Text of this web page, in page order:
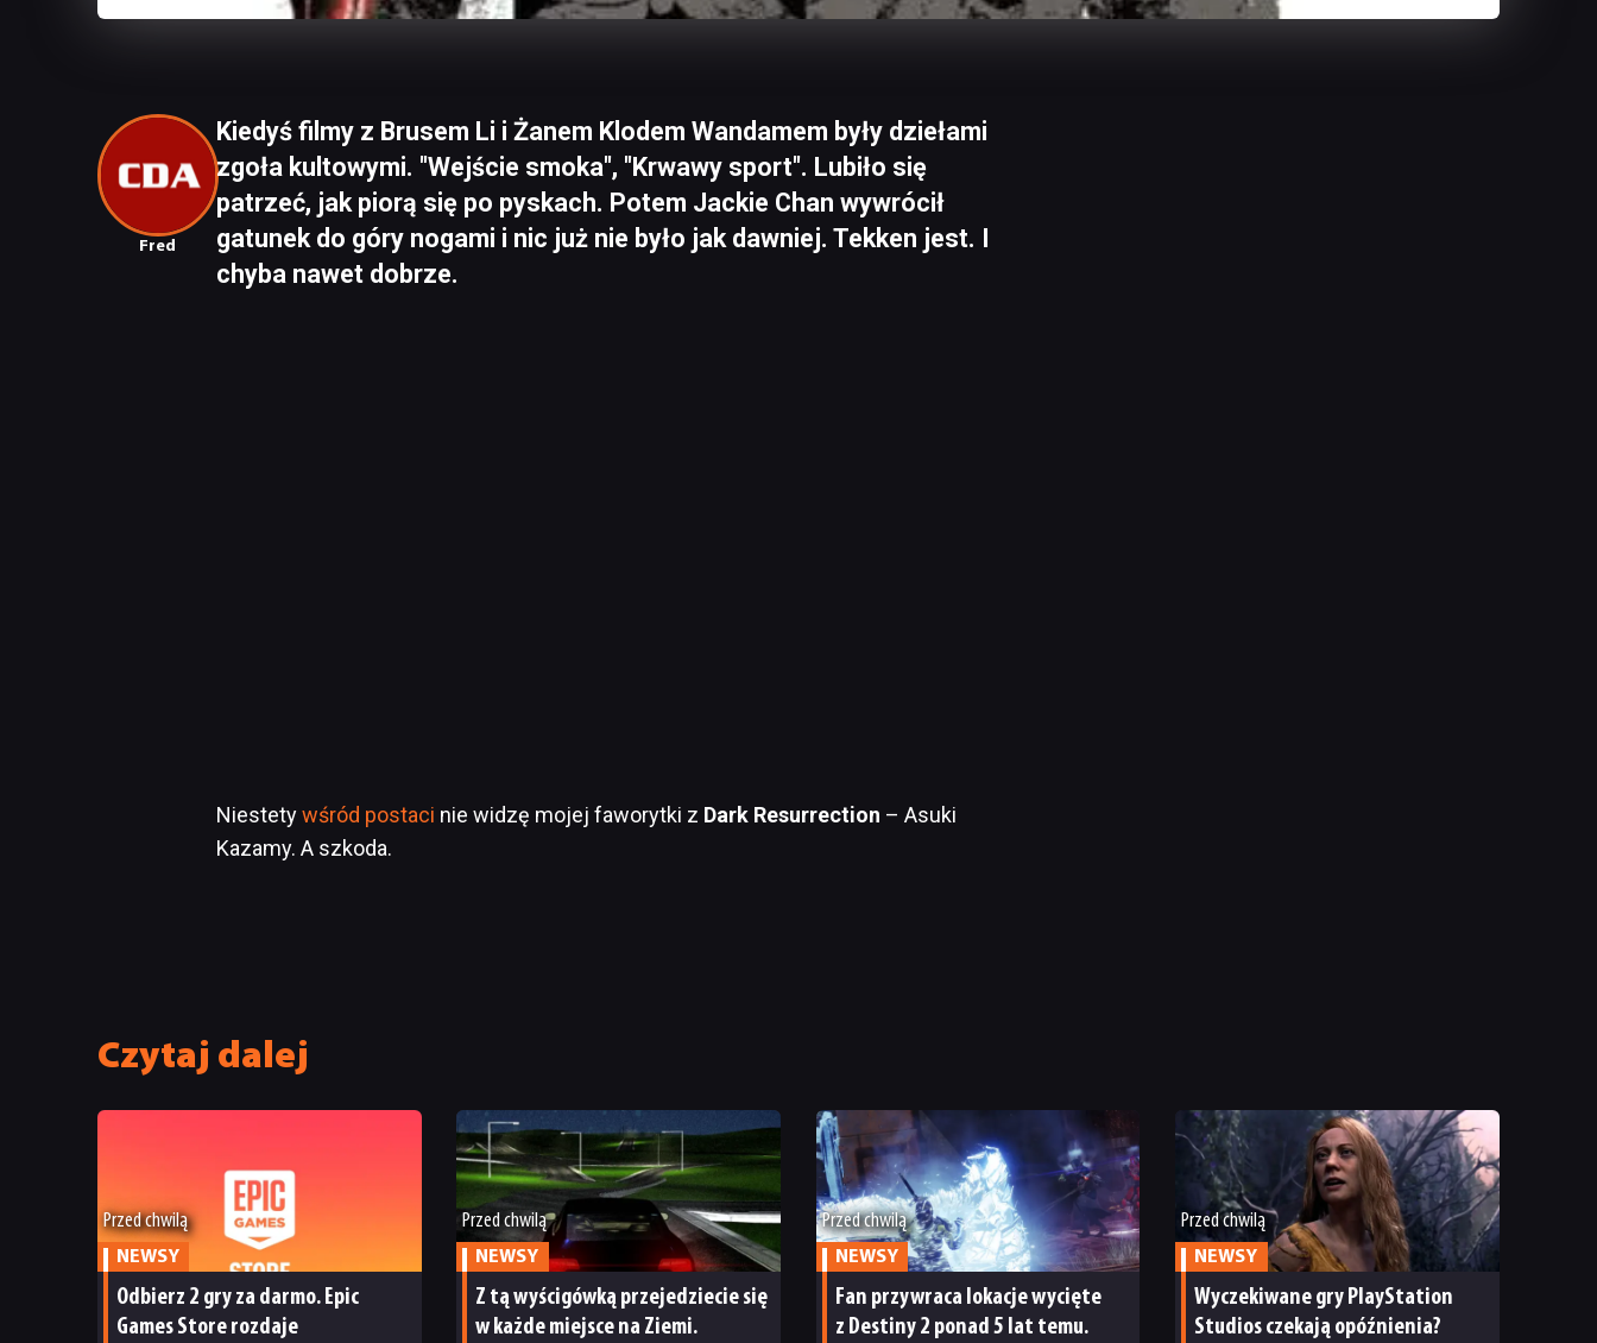
Fred
Kiedyś filmy z Brusem Li i Żanem Klodem Wandamem były dziełami
zgoła kultowymi. "Wejście smoka", "Krwawy sport". Lubiło się
patrzeć, jak piorą się po pyskach. Potem Jackie Chan wywrócił
gatunek do góry nogami i nic już nie było jak dawniej. Tekken jest. I
chyba nawet dobrze.
Niestetywśród postaci nie widzę mojej faworytki z Dark Resurrection – Asuki
Kazamy. A szkoda.
Czytaj dalej
Przed chwilą
NEWSY
Odbierz 2 gry za darmo. Epic
Games Store rozdaje
Przed chwilą
NEWSY
Z tą wyścigówką przejedziecie się
w każde miejsce na Ziemi.
Przed chwilą
NEWSY
Fan przywraca lokacje wycięte
z Destiny 2 ponad 5 lat temu.
Przed chwilą
NEWSY
Wyczekiwane gry PlayStation
Studios czekają opóźnienia?